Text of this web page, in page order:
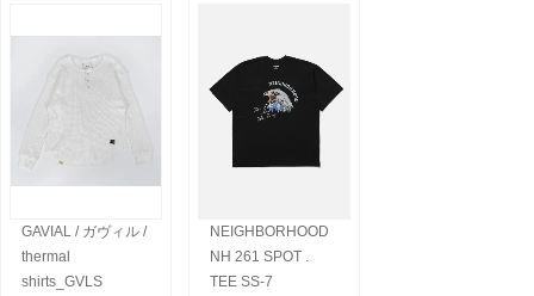
GAVIAL / ガヴィル /
thermal
shirts_GVLS
NEIGHBORHOOD
NH 261 SPOT .
TEE SS-7